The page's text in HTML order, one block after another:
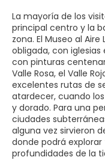
La mayoría de los
principal centro y la
zona. El Museo al
obligada, con
con pinturas
Valle Rosa, el Valle
excelentes rutas de
atardecer, cuando
y dorado. Para una
ciudades
alguna vez sirvieron
donde podrá
profundidades de la